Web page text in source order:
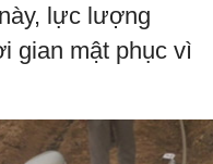
lực lượng
gian mật phục vì